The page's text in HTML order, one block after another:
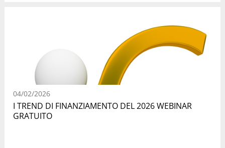
04/02/2026
I TREND DI FINANZIAMENTO DEL 2026 WEBINAR
GRATUITO